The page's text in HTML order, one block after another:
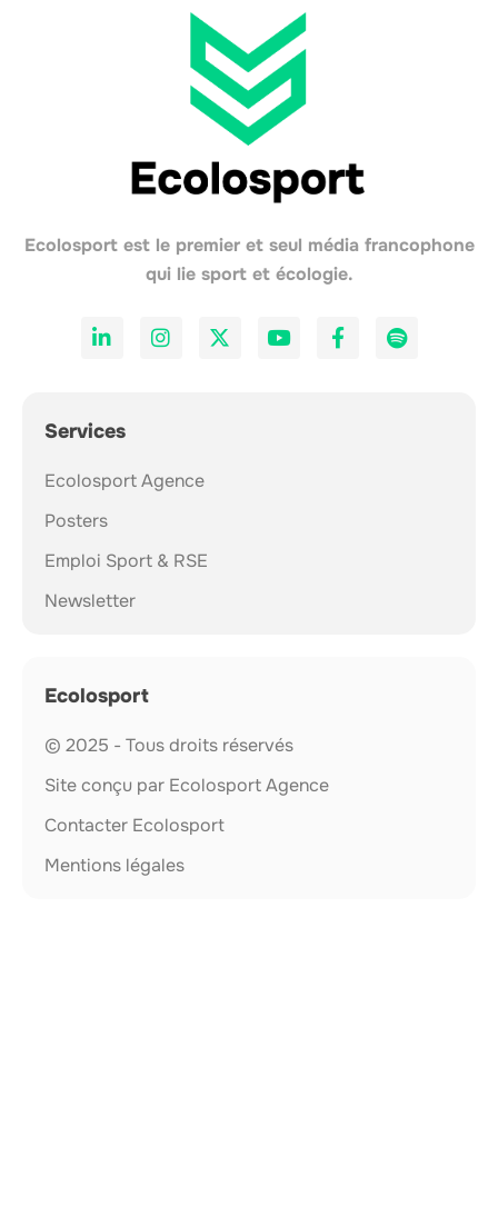
Ecolosport est le premier et seul média francophone
qui lie sport et écologie.
Services
Ecolosport Agence
Posters
Emploi Sport & RSE
Newsletter
Ecolosport
© 2025 - Tous droits réservés
Site conçu par Ecolosport Agence
Contacter Ecolosport
Mentions légales